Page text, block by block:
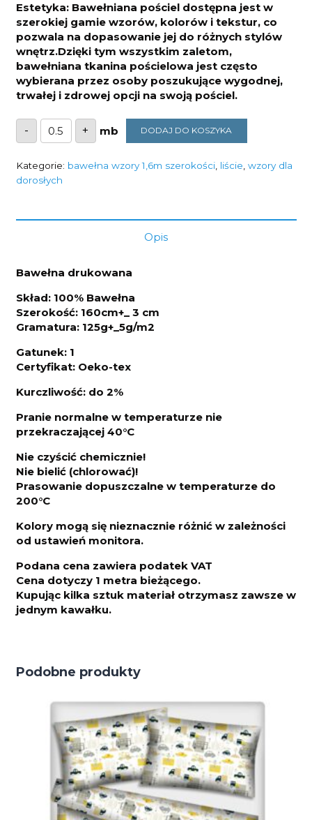
Estetyka: Bawełniana pościel dostępna jest w
szerokiej gamie wzorów, kolorów i tekstur, co
pozwala na dopasowanie jej do różnych stylów
wnętrz.Dzięki tym wszystkim zaletom,
bawełniana tkanina pościelowa jest często
wybierana przez osoby poszukujące wygodnej,
trwałej i zdrowej opcji na swoją pościel.
-
ilość
Bawełna
bukszpan
szerokość
1,6m
+ DODAJ DO KOSZYKA
Kategorie: bawełna wzory 1,6m szerokości, liście, wzory dla
dorosłych
Opis
Bawełna drukowana
Skład: 100% Bawełna
Szerokość: 160cm+_ 3 cm
Gramatura: 125g+_5g/m2
Gatunek: 1
Certyfikat: Oeko-tex
Kurczliwość: do 2%
Pranie normalne w temperaturze nie
przekraczającej 40°C
Nie czyścić chemicznie!
Nie bielić (chlorować)!
Prasowanie dopuszczalne w temperaturze do
200°C
Kolory mogą się nieznacznie różnić w zależności
od ustawień monitora.
Podana cena zawiera podatek VAT
Cena dotyczy 1 metra bieżącego.
Kupując kilka sztuk materiał otrzymasz zawsze w
jednym kawałku.
Podobne produkty